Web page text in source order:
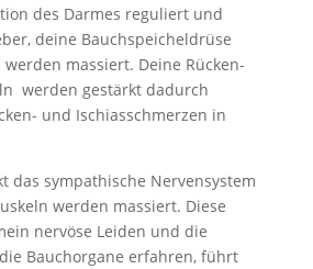
des Darmes reguliert und
deine Bauchspeicheldrüse
massiert. Deine Rücken-
werden gestärkt dadurch
und Ischiasschmerzen in
das sympathische Nervensystem
werden massiert. Diese
nervöse Leiden und die
Bauchorgane erfahren, führt